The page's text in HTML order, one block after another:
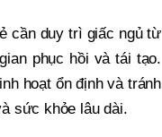
cần duy trì giấc ngủ từ
phục hồi và tái tạo.
hoạt ổn định và tránh
sức khỏe lâu dài.